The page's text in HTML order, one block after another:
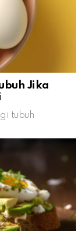
Jika
tubuh